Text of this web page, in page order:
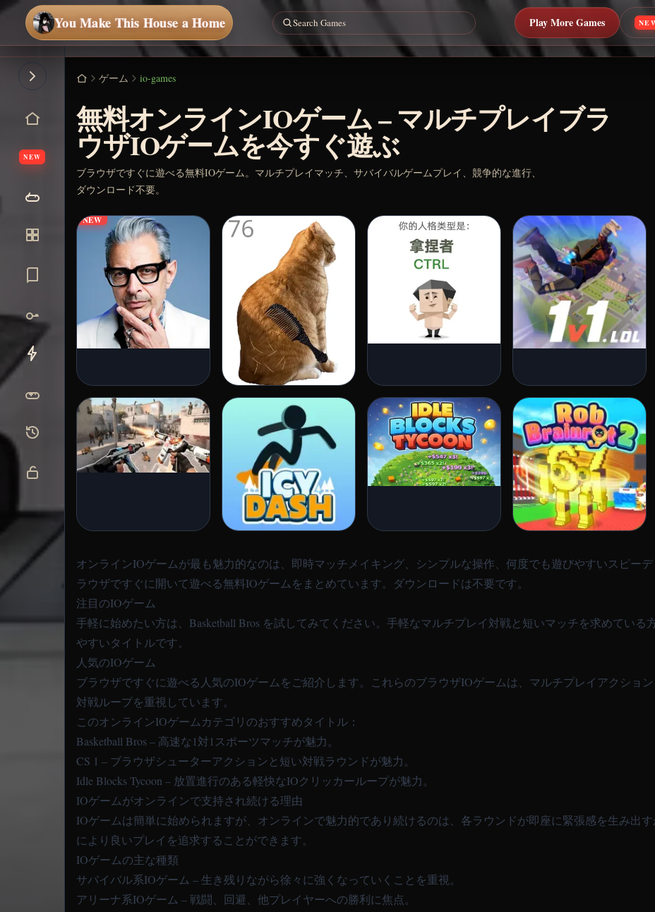
You Make This House a Home Play More Games
NEW
ゲーム io-games
無料オンラインIOゲーム – マルチプレイブラ
ウザIOゲームを今すぐ遊ぶ
ブラウザですぐに遊べる無料IOゲーム。マルチプレイマッチ、サバイバルゲームプレイ、競争的な進行、
ダウンロード不要。
NEW
オンラインIOゲームが最も魅力的なのは、即時マッチメイキング、シンプルな操作、何度でも遊びやすいスピー
ラウザですぐに開いて遊べる無料IOゲームをまとめています。ダウンロードは不要です。
注目のIOゲーム
手軽に始めたい方は、 Basketball Bros を試してみてください。手軽なマルチプレイ対戦と短いマッチを求めてい
やすいタイトルです。
人気のIOゲーム
ブラウザですぐに遊べる人気のIOゲームをご紹介します。これらのブラウザIOゲームは、マルチプレイアクショ
対戦ループを重視しています。
このオンラインIOゲームカテゴリのおすすめタイトル：
Basketball Bros– 高速な1対1スポーツマッチが魅力。
CS 1 – ブラウザシューターアクションと短い対戦ラウンドが魅力。
Idle Blocks Tycoon – 放置進行のある軽快なIOクリッカーループが魅力。
IOゲームがオンラインで支持され続ける理由
IOゲームは簡単に始められますが、オンラインで魅力的であり続けるのは、各ラウンドが即座に緊張感を生み出
により良いプレイを追求することができます。
IOゲームの主な種類
サバイバル系IOゲーム – 生き残りながら徐々に強くなっていくことを重視。
アリーナ系IOゲーム – 戦闘、回避、他プレイヤーへの勝利に焦点。